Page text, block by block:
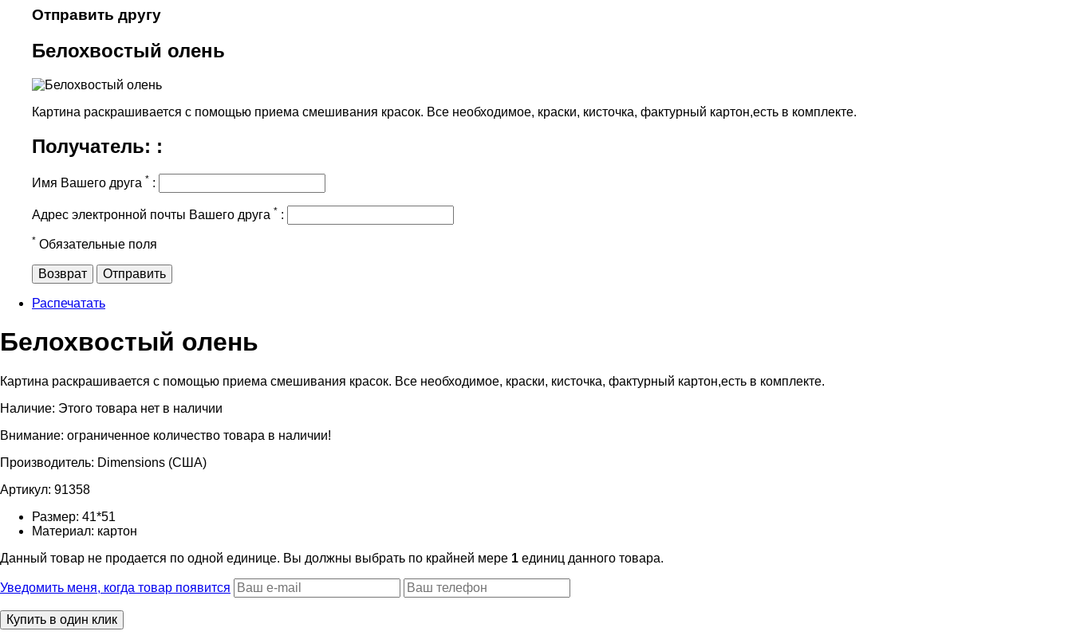
Отправить другу
Белохвостый олень
Картина раскрашивается c помощью приема смешивания красок. Все необходимое, краски, кисточка, фактурный картон,есть в комплекте.
Получатель: :
Имя Вашего друга * :
Адрес электронной почты Вашего друга * :
* Обязательные поля
Возврат Отправить
Распечатать
Белохвостый олень
Картина раскрашивается c помощью приема смешивания красок. Все необходимое, краски, кисточка, фактурный картон,есть в комплекте.
Наличие: Этого товара нет в наличии
Внимание: ограниченное количество товара в наличии!
Производитель: Dimensions (США)
Артикул: 91358
Размер: 41*51
Материал: картон
Данный товар не продается по одной единице. Вы должны выбрать по крайней мере 1 единиц данного товара.
Уведомить меня, когда товар появится